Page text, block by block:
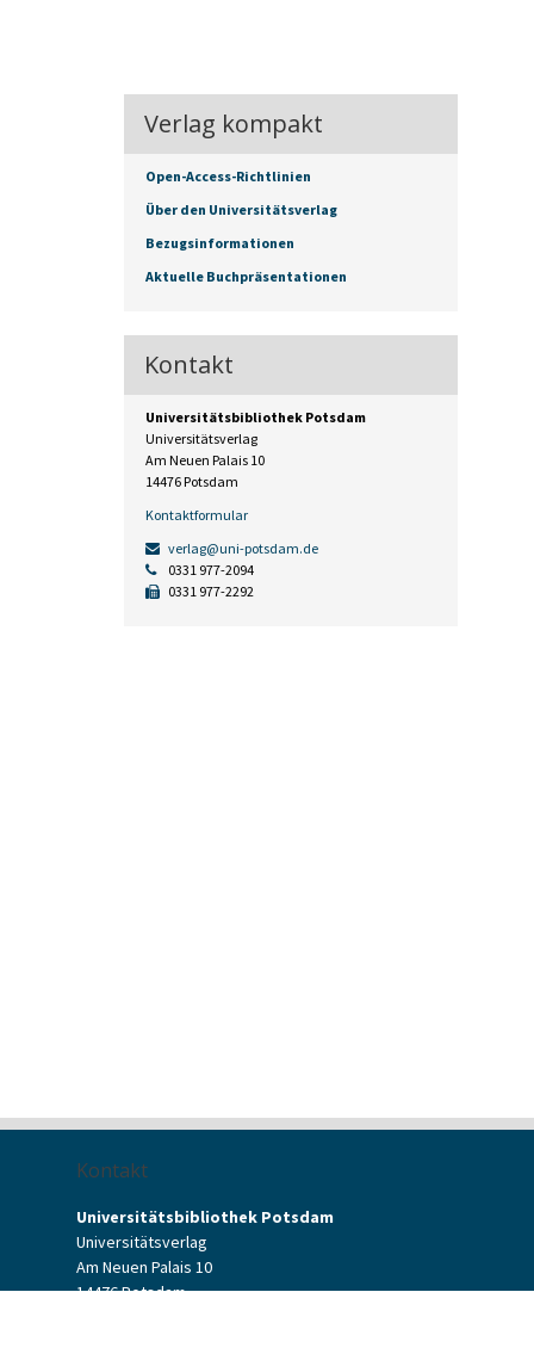
Verlag kompakt
Open-Access-Richtlinien
Über den Universitätsverlag
Bezugsinformationen
Aktuelle Buchpräsentationen
Kontakt
Universitätsbibliothek Potsdam
Universitätsverlag
Am Neuen Palais 10
14476 Potsdam
Kontaktformular
verlag@uni-potsdam.de
0331 977-2094
0331 977-2292
Kontakt
Universitätsbibliothek Potsdam
Universitätsverlag
Am Neuen Palais 10
14476 Potsdam